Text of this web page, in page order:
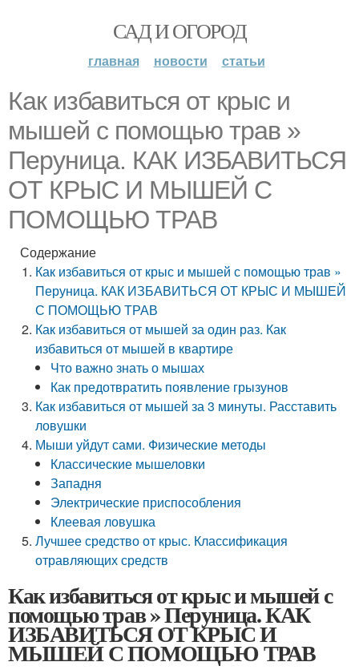
САД И ОГОРОД
главная новости статьи
Как избавиться от крыс и
мышей с помощью трав »
Перуница. КАК ИЗБАВИТЬСЯ
ОТ КРЫС И МЫШЕЙ С
ПОМОЩЬЮ ТРАВ
Содержание
Как избавиться от крыс и мышей с помощью трав »
Перуница. КАК ИЗБАВИТЬСЯ ОТ КРЫС И МЫШЕЙ
С ПОМОЩЬЮ ТРАВ
Как избавиться от мышей за один раз. Как
избавиться от мышей в квартире
Что важно знать о мышах
Как предотвратить появление грызунов
Как избавиться от мышей за 3 минуты. Расставить
ловушки
Мыши уйдут сами. Физические методы
Классические мышеловки
Западня
Электрические приспособления
Клеевая ловушка
Лучшее средство от крыс. Классификация
отравляющих средств
Как избавиться от крыс и мышей с
помощью трав » Перуница. КАК
ИЗБАВИТЬСЯ ОТ КРЫС И
МЫШЕЙ С ПОМОЩЬЮ ТРАВ